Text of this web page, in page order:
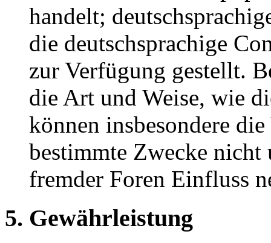
handelt;
die deutschsprachige
zur Verfügung gestellt.
die Art und Weise, wie
können insbesondere
bestimmte Zwecke nicht
fremder Foren Einfluss
5. Gewährleistung